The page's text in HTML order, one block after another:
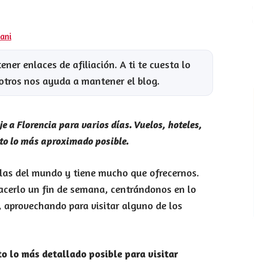
enlaces de afiliación. A ti te cuesta lo
nos ayuda a mantener el blog.
a Florencia para varios días. Vuelos, hoteles,
lo más aproximado posible.
del mundo y tiene mucho que ofrecernos.
un fin de semana, centrándonos en lo
para visitar alguno de los
lo más detallado posible para visitar